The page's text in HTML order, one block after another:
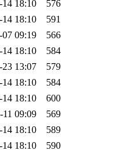
18:10
576
18:10
591
09:19
566
18:10
584
23 13:07
579
18:10
584
18:10
600
11 09:09
569
18:10
589
18:10
590